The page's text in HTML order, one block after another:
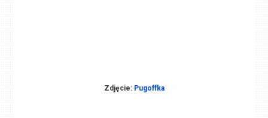
Zdjęcie: Pugoffka